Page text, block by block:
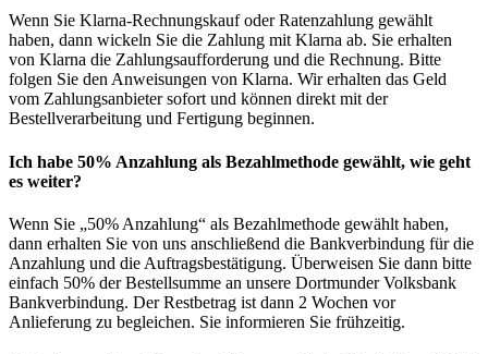
Wenn Sie Klarna-Rechnungskauf oder Ratenzahlung gewählt
haben, dann wickeln Sie die Zahlung mit Klarna ab. Sie erhalten
von Klarna die Zahlungsaufforderung und die Rechnung. Bitte
folgen Sie den Anweisungen von Klarna. Wir erhalten das Geld
vom Zahlungsanbieter sofort und können direkt mit der
Bestellverarbeitung und Fertigung beginnen.
Ich habe 50% Anzahlung als Bezahlmethode gewählt, wie geht
es weiter?
Wenn Sie „50% Anzahlung“ als Bezahlmethode gewählt haben,
dann erhalten Sie von uns anschließend die Bankverbindung für die
Anzahlung und die Auftragsbestätigung. Überweisen Sie dann bitte
einfach 50% der Bestellsumme an unsere Dortmunder Volksbank
Bankverbindung. Der Restbetrag ist dann 2 Wochen vor
Anlieferung zu begleichen. Sie informieren Sie frühzeitig.